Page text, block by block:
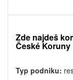
Zde najdeš
České Koruny
Typ podniku: